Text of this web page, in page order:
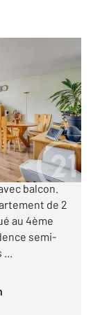
2 pièces
balcon.
de 2
au 4ème
semi-